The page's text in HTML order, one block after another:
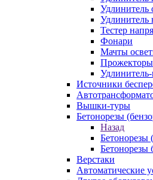
Удлинитель
Удлинитель
Тестер
Фонари
Мачты
Прожекторы
Источники
Вышки-туры
Бетонорезы
Назад
Бетонорезы
Бетонорезы
Верстаки
Автоматические